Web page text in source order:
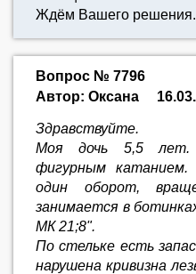
Ждём Вашего
Вопрос № 7796
Автор: Оксана
Здравствуйте.
Моя дочь 5,5 лет.
фигурным
один оборот,
занимается в
МК 21;8".
По стельке есть
нарушена кривизна